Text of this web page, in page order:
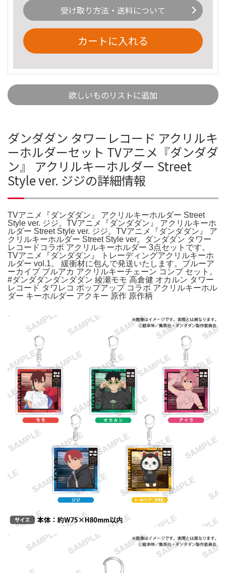
受け取り方法・送料について
カートに入れる
欲しいものリストに追加
ダンダダン タワーレコード アクリルキ
ーホルダーセット TVアニメ『ダンダダ
ン』 アクリルキーホルダー Street
Style ver. ジジの詳細情報
TVアニメ『ダンダダン』 アクリルキーホルダー Street
Style ver. ジジ。TVアニメ『ダンダダン』 アクリルキーホ
ルダー Street Style ver. ジジ。TVアニメ『ダンダダン』 ア
クリルキーホルダー Street Style ver。ダンダダン タワー
レコードコラボ アクリルキーホルダー 3点セットです。
TVアニメ『ダンダダン』 トレーディングアクリルキーホ
ルダー vol.1。 緩衝材に包んで発送いたします。ブルーア
ーカイブ ブルアカ アクリルキーチェーン コンプ セット。
#ダンダダンダンダダン 綾瀬モモ 高倉健 オカルン タワー
レコード タワレコ ポップアップ コラボ アクリルキーホル
ダー キーホルダー アクキー 原作 原作柄